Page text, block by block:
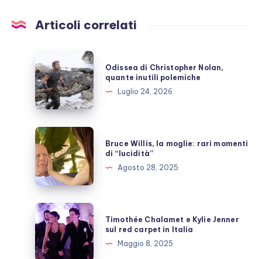
Articoli correlati
di
Christopher
Nolan,
quante
inutili
polemiche
Odissea di Christopher Nolan,
quante inutili polemiche
Luglio 24, 2026
Bruce
Willis,
la
moglie:
rari
momenti
di
“lucidità”
Bruce Willis, la moglie: rari momenti
di “lucidità”
Agosto 28, 2025
Timothée
Chalamet
e
Kylie
Timothée Chalamet e Kylie Jenner
sul red carpet in Italia
Maggio 8, 2025